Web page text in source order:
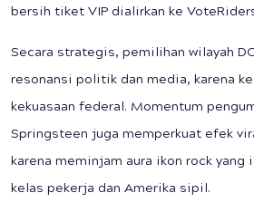
bersih tiket VIP dialirkan ke
Secara strategis, pemilihan wilayah
resonansi politik dan media, karena
kekuasaan federal. Momentum
Springsteen juga memperkuat efek
karena meminjam aura ikon rock yang
kelas pekerja dan Amerika sipil.